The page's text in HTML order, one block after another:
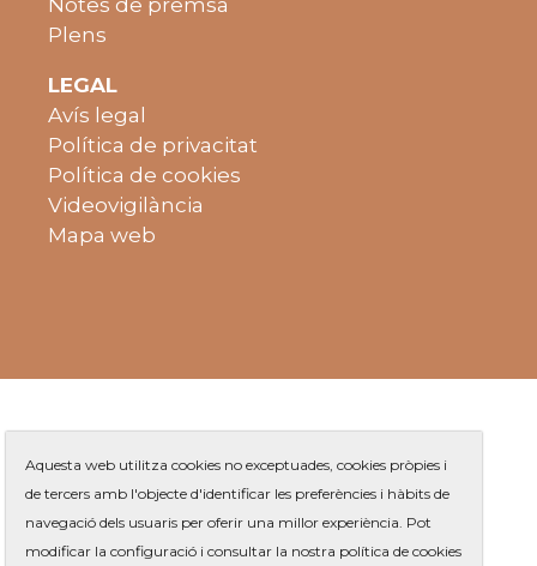
Plens
LEGAL
Avís legal
Política de privacitat
Política de cookies
Videovigilància
Mapa web
Plaça de Jaume Balmes s/n
Aquesta web utilitza cookies no exceptuades, cookies pròpies i
de tercers amb l'objecte d'identificar les preferències i hàbits de
navegació dels usuaris per oferir una millor experiència. Pot
modificar la configuració i consultar la nostra política de cookies